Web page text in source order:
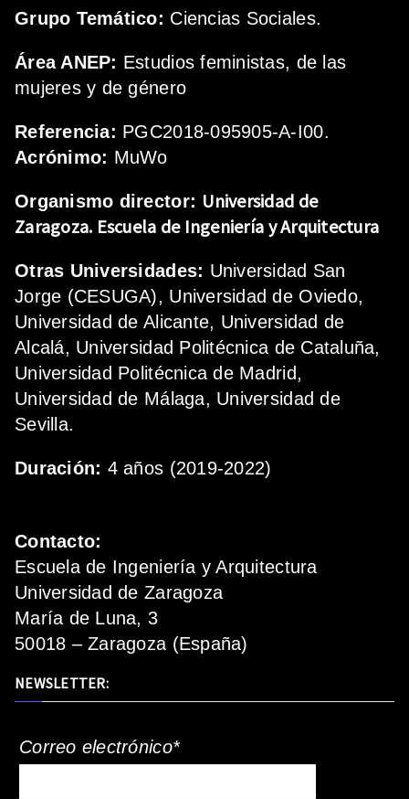
Grupo Temático: Ciencias Sociales.
Área ANEP: Estudios feministas, de las
mujeres y de género
Referencia: PGC2018-095905-A-I00.
Acrónimo: MuWo
Organismo director: Universidad de
Zaragoza. Escuela de Ingeniería y Arquitectura
Otras Universidades: Universidad San
Jorge (CESUGA), Universidad de Oviedo,
Universidad de Alicante, Universidad de
Alcalá, Universidad Politécnica de Cataluña,
Universidad Politécnica de Madrid,
Universidad de Málaga, Universidad de
Sevilla.
Duración: 4 años (2019-2022)
Contacto:
Escuela de Ingeniería y Arquitectura
Universidad de Zaragoza
María de Luna, 3
50018 – Zaragoza (España)
NEWSLETTER:
Correo electrónico*